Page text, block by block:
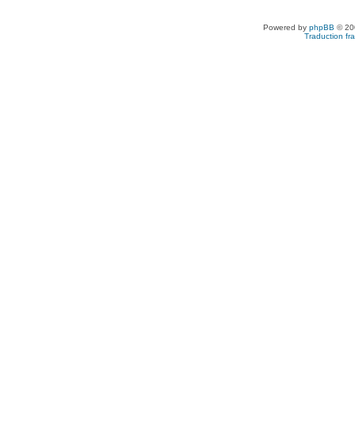
Powered by phpBB ©
Traduction